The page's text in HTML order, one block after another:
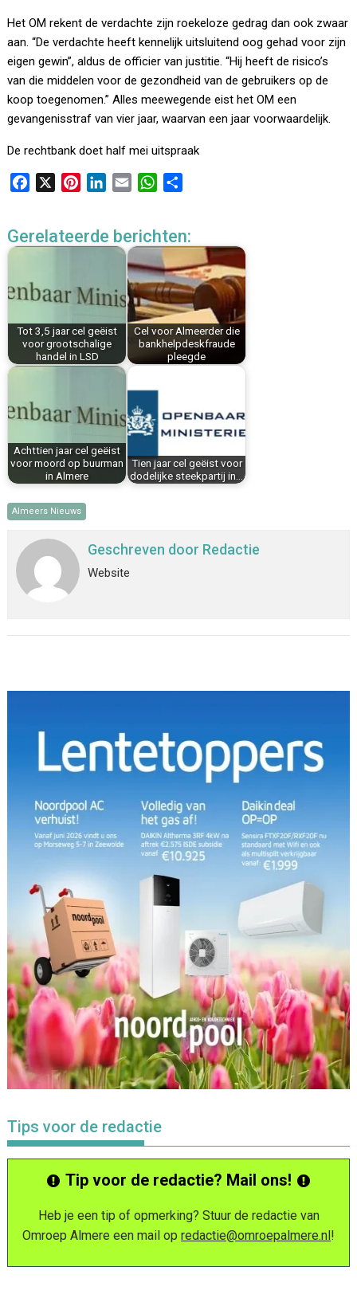
Het OM rekent de verdachte zijn roekeloze gedrag dan ook zwaar
aan. “De verdachte heeft kennelijk uitsluitend oog gehad voor zijn
eigen gewin”, aldus de officier van justitie. “Hij heeft de risico’s
van die middelen voor de gezondheid van de gebruikers op de
koop toegenomen.” Alles meewegende eist het OM een
gevangenisstraf van vier jaar, waarvan een jaar voorwaardelijk.
De rechtbank doet half mei uitspraak
e
o
t
e
t
k
I
i
l
W
t
s
A
p
p
e
Gerelateerde berichten:
Tot 3,5 jaar cel geëist
voor grootschalige
handel in LSD
Cel voor Almeerder die
bankhelpdeskfraude
pleegde
Achttien jaar cel geëist
voor moord op buurman
in Almere
Tien jaar cel geëist voor
dodelijke steekpartij in…
Almeers Nieuws
Geschreven door Redactie
Website
Tips voor de redactie
Tip voor de redactie? Mail ons!
Heb je een tip of opmerking? Stuur de redactie van
Omroep Almere een mail op redactie@omroepalmere.nl!